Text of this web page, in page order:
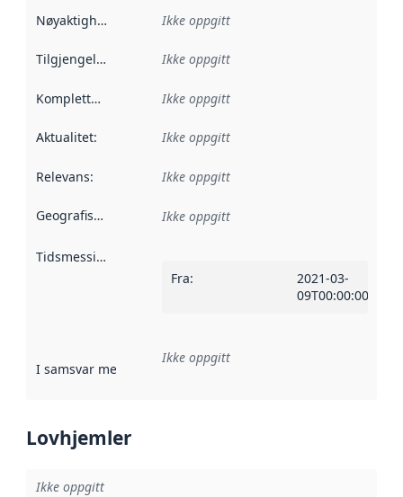
Nøyaktighet Ikke oppgitt
Tilgjengelighet Ikke oppgitt
Kompletthet Ikke oppgitt
Aktualitet: Ikke oppgitt
Relevans: Ikke oppgitt
Geografisk avgrensning :
Ikke oppgitt
Tidsmessig avgrensning
Fra:
2021-03-
09T00:00:00Z
I samsvar med Referanse til en implementasjonsregel
Ikke oppgitt
Lovhjemler
Ikke oppgitt